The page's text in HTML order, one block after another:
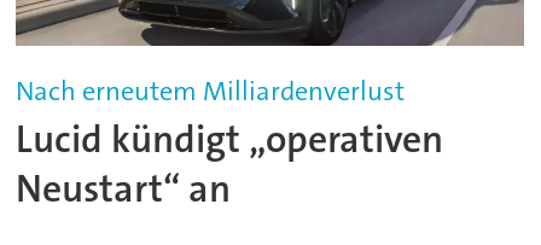
Nach erneutem Milliardenverlust
Lucid kündigt „operativen
Neustart“ an